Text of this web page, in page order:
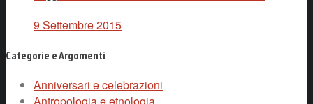
9 Settembre 2015
Categorie e Argomenti
Anniversari e celebrazioni
Antropologia e etnologia